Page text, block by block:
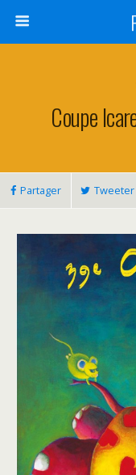
Coupe
Partager Tweeter